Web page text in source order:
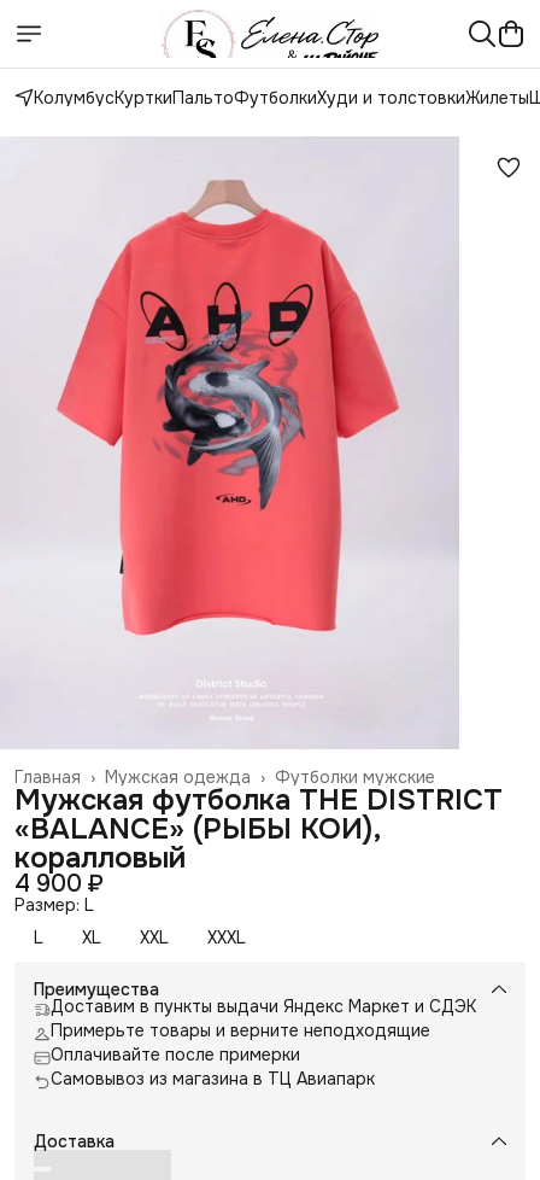
КолумбусКурткиПальтоФутболкиХуди и толстовкиЖилеты
Футболки мужские
Мужская одежда ›
Главная ›
Мужская футболка THE DISTRICT
«BALANCE» (РЫБЫ КОИ),
коралловый
4 900 ₽
Размер: L
L
XL XXL XXXL
Преимущества
Доставим в пункты выдачи Яндекс Маркет и СДЭК
Примерьте товары и верните неподходящие
Оплачивайте после примерки
Самовывоз из магазина в ТЦ Авиапарк
Доставка